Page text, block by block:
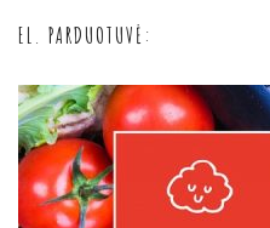
EL. PARDUOTUVĖ: